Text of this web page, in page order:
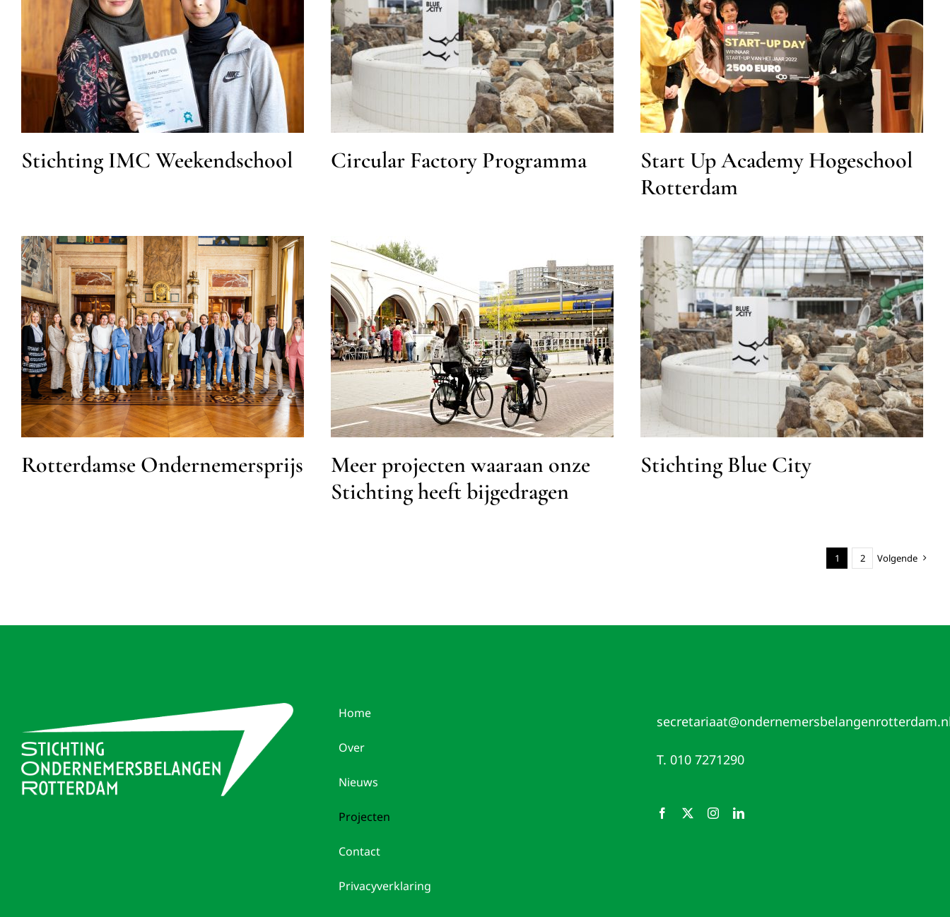
Stichting IMC Weekendschool
Onderwijs
Stichting IMC Weekendschool
Circular Factory Programma
MKB Onderwijs
Circular Factory Programma
Start Up Academy
Hogeschool Rotterdam
Onderwijs
Start Up Academy Hogeschool
Rotterdam
Rotterdamse
Ondernemersprijs
MKB
Rotterdamse Ondernemersprijs
Meer projecten waaraan onze
Stichting heeft bijgedragen
Meer projecten waaraan onze
Stichting heeft bijgedragen
Stichting Blue City
MKB
Stichting Blue City
1 2 Volgende
Home
Over
Nieuws
Projecten
Contact
Privacyverklaring
T. 010 7271290